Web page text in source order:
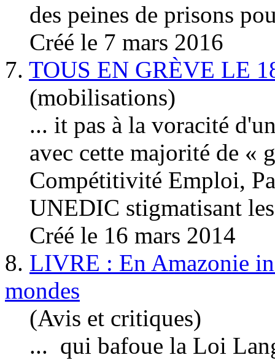
des peines de prisons
Créé le 7 mars 2016
7. TOUS EN GRÈVE LE
(mobilisations)
... it pas à la voracité
avec cette majorité de «
Compétitivité Emploi,
UNEDIC stigmatisant
Créé le 16 mars 2014
8. LIVRE : En Amazonie
mondes
(Avis et critiques)
... qui bafoue la Loi